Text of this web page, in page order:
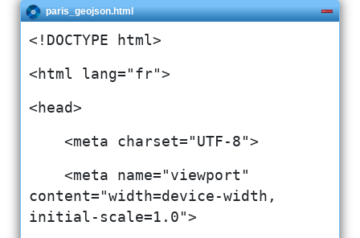
paris_geojson.html
<!DOCTYPE html>
<html lang="fr">
<head>
<meta charset="UTF-8">
<meta name="viewport"
content="width=device-width,
initial-scale=1.0">